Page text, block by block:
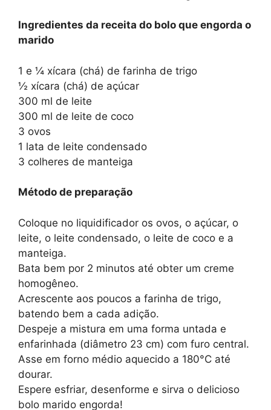
Ingredientes da receita do bolo que engorda o
marido
1 e ¼ xícara (chá) de farinha de trigo
½ xícara (chá) de açúcar
300 ml de leite
300 ml de leite de coco
3 ovos
1 lata de leite condensado
3 colheres de manteiga
Método de preparação
Coloque no liquidificador os ovos, o açúcar, o
leite, o leite condensado, o leite de coco e a
manteiga.
Bata bem por 2 minutos até obter um creme
homogêneo.
Acrescente aos poucos a farinha de trigo,
batendo bem a cada adição.
Despeje a mistura em uma forma untada e
enfarinhada (diâmetro 23 cm) com furo central.
Asse em forno médio aquecido a 180°C até
dourar.
Espere esfriar, desenforme e sirva o delicioso
bolo marido engorda!